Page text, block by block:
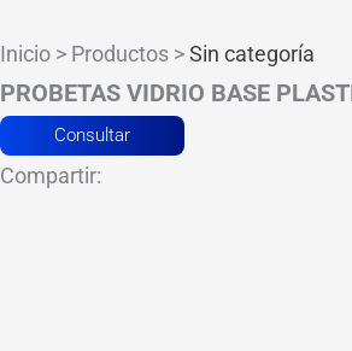
Inicio > Productos >Sin categoría
PROBETAS VIDRIO BASE
Consultar
Compartir: